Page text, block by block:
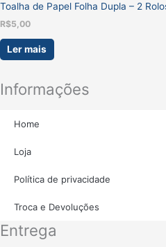
Toalha de Papel Folha Dupla – 2
R$5,00
Ler mais
Informações
Home
Loja
Política de privacidade
Troca e Devoluções
Entrega